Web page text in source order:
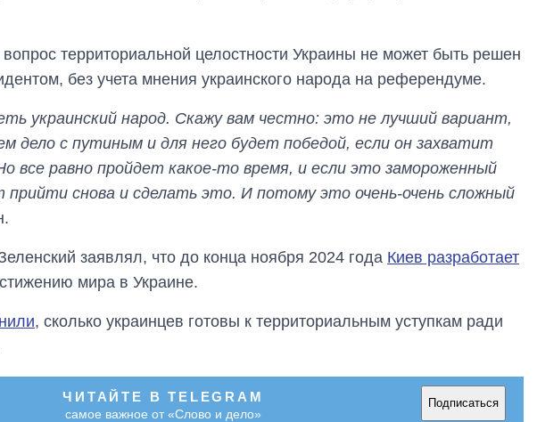
территориальной целостности Украины не может быть решен
без учета мнения украинского народа на референдуме.
украинский народ. Скажу вам честно: это не лучший вариант,
дело с путиным и для него будет победой, если он захватит
все равно пройдет какое-то время, и если это замороженный
снова и сделать это. И потому это очень-очень сложный
заявлял, что до конца ноября 2024 года Киев разработает
мира в Украине.
, сколько украинцев готовы к территориальным уступкам ради
ЧИТАЙТЕ В TELEGRAM
самое важное от «Слово и дело»
Подписаться
холодную воду в
на начало августа